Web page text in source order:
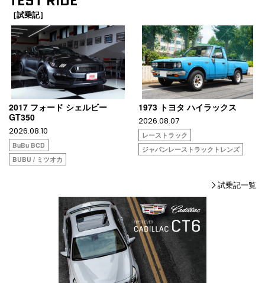
［試乗記］
2017 フォード シェルビー
GT350
2026.08.10
BuBu BCD
BUBU / ミツオカ
1973 トヨタ ハイラックス
2026.08.07
レーストラック
ジャパンレーストラックトレンズ
試乗記一覧